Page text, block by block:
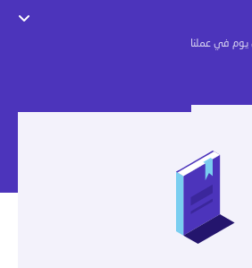
يوم في عملنا